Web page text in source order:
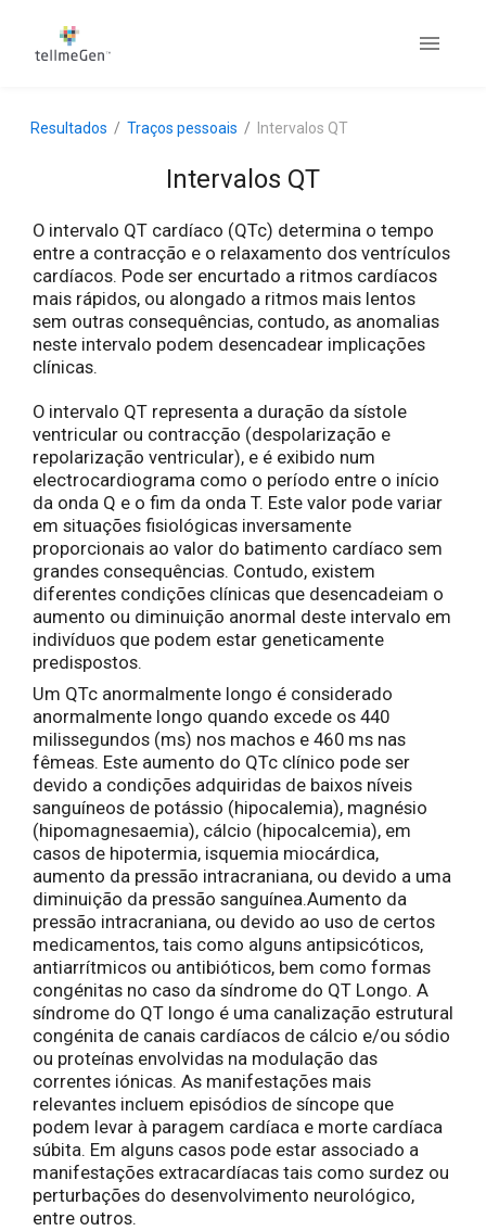
Resultados Traços pessoais Intervalos QT
Intervalos QT
O intervalo QT cardíaco (QTc) determina o tempo
entre a contracção e o relaxamento dos ventrículos
cardíacos. Pode ser encurtado a ritmos cardíacos
mais rápidos, ou alongado a ritmos mais lentos
sem outras consequências, contudo, as anomalias
neste intervalo podem desencadear implicações
clínicas.
O intervalo QT representa a duração da sístole
ventricular ou contracção (despolarização e
repolarização ventricular), e é exibido num
electrocardiograma como o período entre o início
da onda Q e o fim da onda T. Este valor pode variar
em situações fisiológicas inversamente
proporcionais ao valor do batimento cardíaco sem
grandes consequências. Contudo, existem
diferentes condições clínicas que desencadeiam o
aumento ou diminuição anormal deste intervalo em
indivíduos que podem estar geneticamente
predispostos.
Um QTc anormalmente longo é considerado
anormalmente longo quando excede os 440
milissegundos (ms) nos machos e 460 ms nas
fêmeas. Este aumento do QTc clínico pode ser
devido a condições adquiridas de baixos níveis
sanguíneos de potássio (hipocalemia), magnésio
(hipomagnesaemia), cálcio (hipocalcemia), em
casos de hipotermia, isquemia miocárdica,
aumento da pressão intracraniana, ou devido a uma
diminuição da pressão sanguínea.Aumento da
pressão intracraniana, ou devido ao uso de certos
medicamentos, tais como alguns antipsicóticos,
antiarrítmicos ou antibióticos, bem como formas
congénitas no caso da síndrome do QT Longo. A
síndrome do QT longo é uma canalização estrutural
congénita de canais cardíacos de cálcio e/ou sódio
ou proteínas envolvidas na modulação das
correntes iónicas. As manifestações mais
relevantes incluem episódios de síncope que
podem levar à paragem cardíaca e morte cardíaca
súbita. Em alguns casos pode estar associado a
manifestações extracardíacas tais como surdez ou
perturbações do desenvolvimento neurológico,
entre outros.